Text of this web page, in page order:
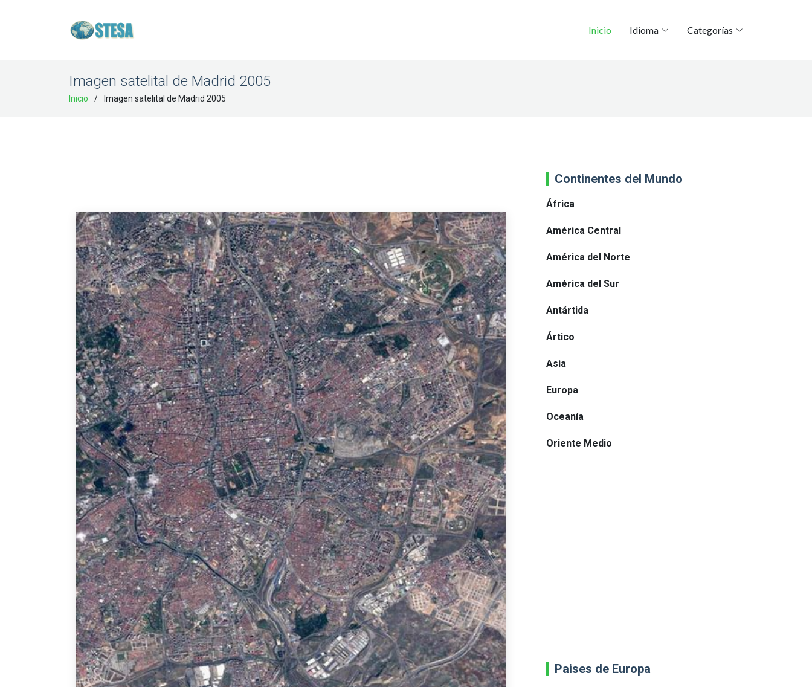
Inicio Idioma Categorías
Imagen satelital de Madrid 2005
Inicio Imagen satelital de Madrid 2005
Continentes del Mundo
África
América Central
América del Norte
América del Sur
Antártida
Ártico
Asia
Europa
Oceanía
Oriente Medio
Paises de Europa